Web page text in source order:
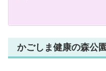
かごしま健康の森公